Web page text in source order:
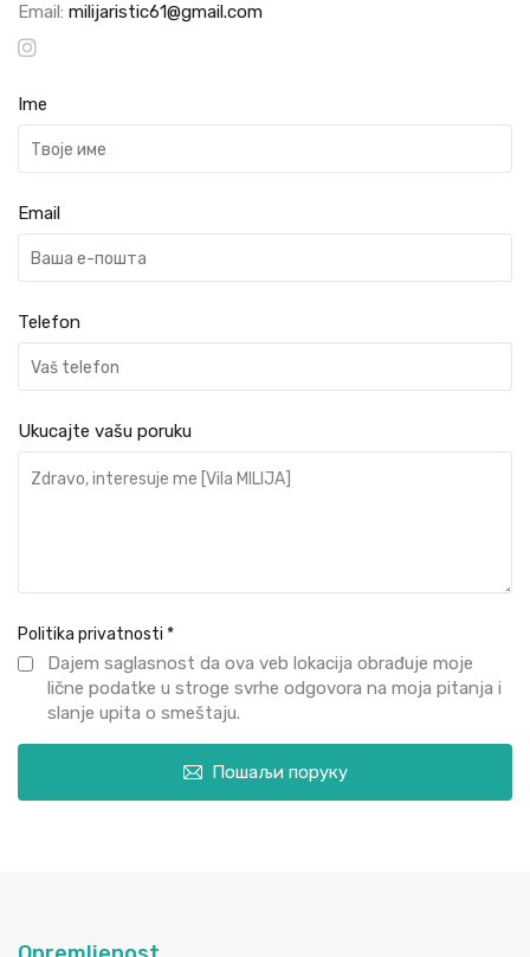
Email: milijaristic61@gmail.com
Ime
Email
Telefon
Ukucajte vašu poruku
Politika privatnosti *
Dajem saglasnost da ova veb lokacija obrađuje moje
lične podatke u stroge svrhe odgovora na moja pitanja i
slanje upita o smeštaju.
Пошаљи поруку